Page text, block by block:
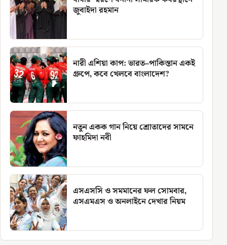
জুবাইদা রহমান
নারী এশিয়া কাপ: ভারত–পাকিস্তান একই
গ্রুপে, কবে খেলবে বাংলাদেশ?
নতুন একক গান নিয়ে শ্রোতাদের সামনে
ফাহমিদা নবী
এসএসসি ও সমমানের ফল সোমবার,
এসএমএস ও অনলাইনে দেখার নিয়ম